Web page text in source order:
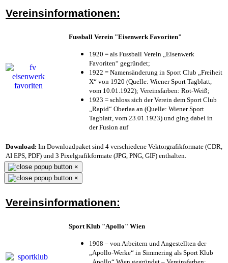
Vereinsinformationen:
Fussball Verein "Eisenwerk Favoriten"
1920 = als Fussball Verein „Eisenwerk
Favoriten“ gegründet;
1922 = Namensänderung in Sport Club „Freiheit
X“ von 1920 (Quelle: Wiener Sport Tagblatt,
vom 10.01.1922); Vereinsfarben: Rot-Weiß;
1923 = schloss sich der Verein dem Sport Club
„Rapid“ Oberlaa an (Quelle: Wiener Sport
Tagblatt, vom 23.01.1923) und ging dabei in
der Fusion auf
Download: Im Downloadpaket sind 4 verschiedene Vektorgrafikformate (CDR,
AI EPS, PDF) und 3 Pixelgrafikformate (JPG, PNG, GIF) enthalten.
×
×
Vereinsinformationen:
Sport Klub "Apollo" Wien
1908 – von Arbeitern und Angestellten der
„Apollo-Werke“ in Simmering als Sport Klub